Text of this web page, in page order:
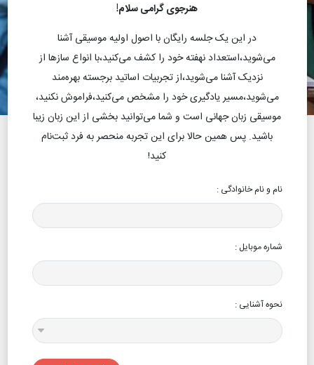
هنرجوی گرامی سلام!
در این یک جلسه رایگان با اصول اولیه موسیقی آشنا
می‌شوید،استعداد نهفته خود را کشف می‌کنید،با انواع سازها از
نزدیک آشنا می‌شوید،از تجربیات اساتید برجسته بهره‌مند
می‌شوید،مسیر یادگیری خود را مشخص می‌کنید،فراموش نکنید،
موسیقی زبان جهانی است و شما می‌توانید بخشی از این زبان زیبا
باشید. پس همین حالا برای این تجربه منحصر به فرد ثبت‌نام
کنید!
نام و نام خانوادگی :
شماره موبایل :
نحوه آشنایی :